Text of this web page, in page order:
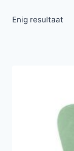
Enig resultaat